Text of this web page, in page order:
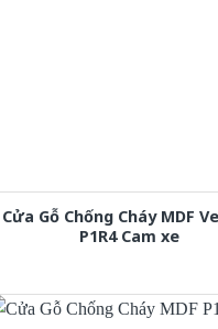
Cửa Gỗ Chống Cháy MDF
P1R4 Cam xe